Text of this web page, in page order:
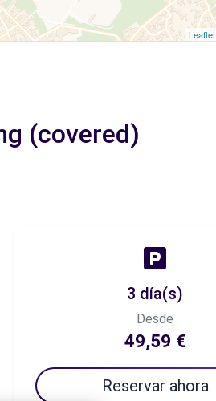
Leaflet
(covered)
3 día(s)
Desde
49,59 €
Reservar ahora